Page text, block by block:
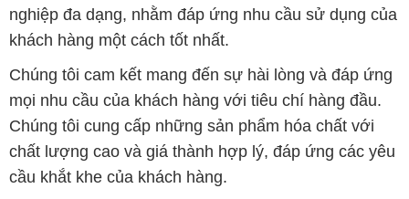
nghiệp đa dạng, nhằm đáp ứng nhu cầu sử dụng của
khách hàng một cách tốt nhất.
Chúng tôi cam kết mang đến sự hài lòng và đáp ứng
mọi nhu cầu của khách hàng với tiêu chí hàng đầu.
Chúng tôi cung cấp những sản phẩm hóa chất với
chất lượng cao và giá thành hợp lý, đáp ứng các yêu
cầu khắt khe của khách hàng.